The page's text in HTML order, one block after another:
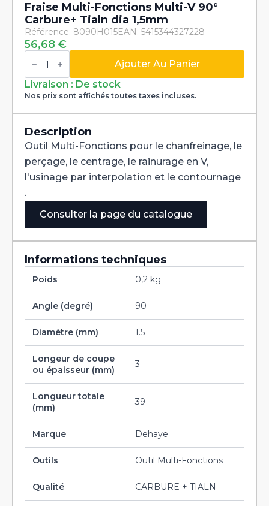
Fraise Multi-Fonctions Multi-V 90°
Carbure+ Tialn dia 1,5mm
Référence: 8090H015EAN: 5415344327228
56,68 €
quantité
de
Multi-
Fonctions
Multi-
V
Carbure+
Tialn
dia
1,5mm
Ajouter Au Panier
Livraison : De stock
Nos prix sont affichés toutes taxes incluses.
Description
Outil Multi-Fonctions pour le chanfreinage, le
perçage, le centrage, le rainurage en V,
l'usinage par interpolation et le contournage
.
Consulter la page du catalogue
Informations techniques
Poids 0,2 kg
Angle (degré) 90
Diamètre (mm) 1.5
Longeur de coupe
ou épaisseur (mm)
3
Longueur totale
(mm)
39
Marque Dehaye
Outils Outil Multi-Fonctions
Qualité CARBURE + TIALN